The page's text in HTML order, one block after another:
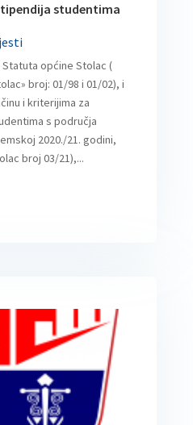
studentima
Statuta općine Stolac (
broj: 01/98 i 01/02), i
i kriterijima za
s područja
2020./21. godini,
broj 03/21),...